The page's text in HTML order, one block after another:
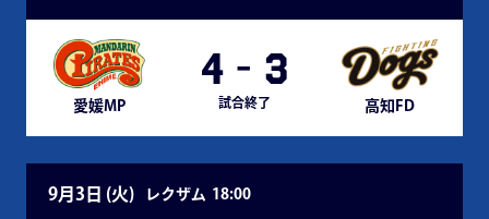
愛媛MP
4 - 3
試合終了 高知FD
9月3日 (火) レクザム 18:00